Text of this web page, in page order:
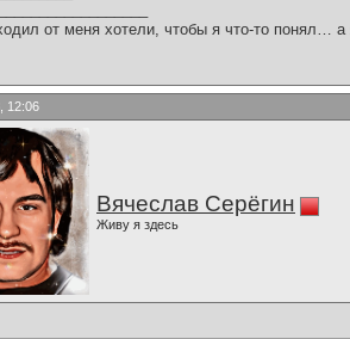
от меня хотели, чтобы я что-то понял…
12:06
Вячеслав Серёгин
Живу я здесь